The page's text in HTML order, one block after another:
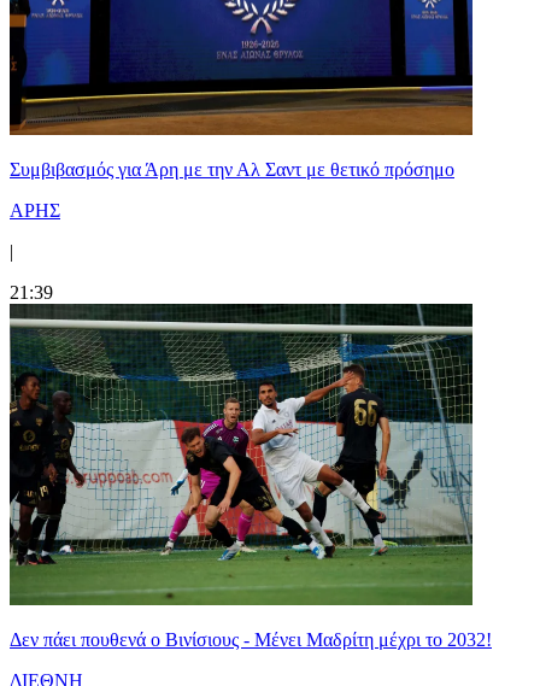
Συμβιβασμός για Άρη με την Αλ Σαντ με θετικό πρόσημο
ΑΡΗΣ
|
21:39
Δεν πάει πουθενά ο Βινίσιους - Μένει Μαδρίτη μέχρι το 2032!
ΔΙΕΘΝΗ